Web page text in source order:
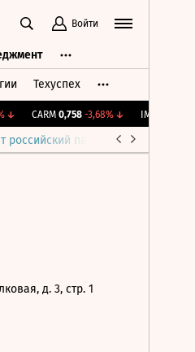
Войти
Техуспех
↓ CARM 0,758 -3,68%↓ IMOEX
российский парламент
д. 3, стр. 1